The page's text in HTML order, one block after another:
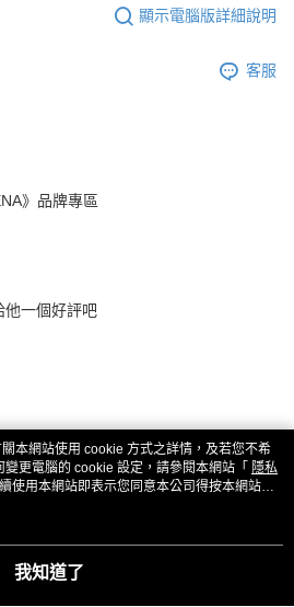
顯示電腦版詳細說明
客服
》品牌專區
他一個好評吧
本網站使用 cookie 方式之詳情，及若您不希
更電腦的 cookie 設定，請參閱本網站「 隱私
使用本網站即表示您同意本公司得按本網站使
。
我知道了